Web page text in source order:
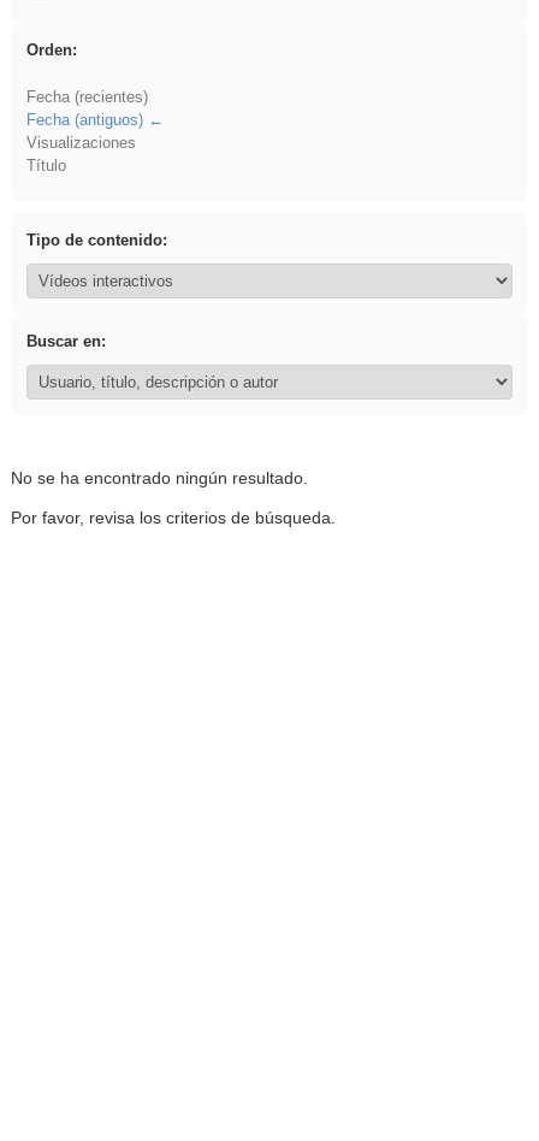
Orden:
Fecha (recientes)
Fecha (antiguos)
Visualizaciones
Título
Tipo de contenido:
Buscar en:
No se ha encontrado ningún resultado.
Por favor, revisa los criterios de búsqueda.